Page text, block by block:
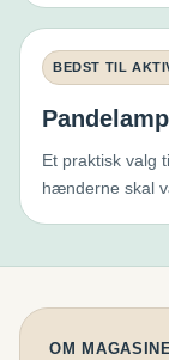
BEDST TIL
Et praktisk valg
hænderne skal
OM